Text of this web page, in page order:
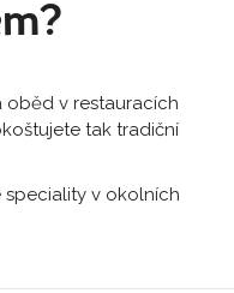
oběd v restauracích
tak tradiční
v okolních